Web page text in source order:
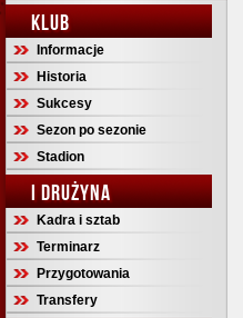
KLUB
Informacje
Historia
Sukcesy
Sezon po sezonie
Stadion
I DRUŻYNA
Kadra i sztab
Terminarz
Przygotowania
Transfery